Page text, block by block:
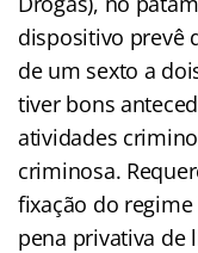
dispositivo prevê
de um sexto a
tiver bons
atividades
criminosa.
fixação do
pena privativa de